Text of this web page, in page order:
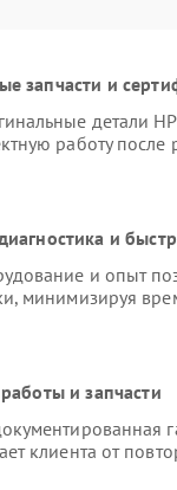
запчасти и
детали
работу
и
и опыт
минимизируя
и запчасти
клиента от